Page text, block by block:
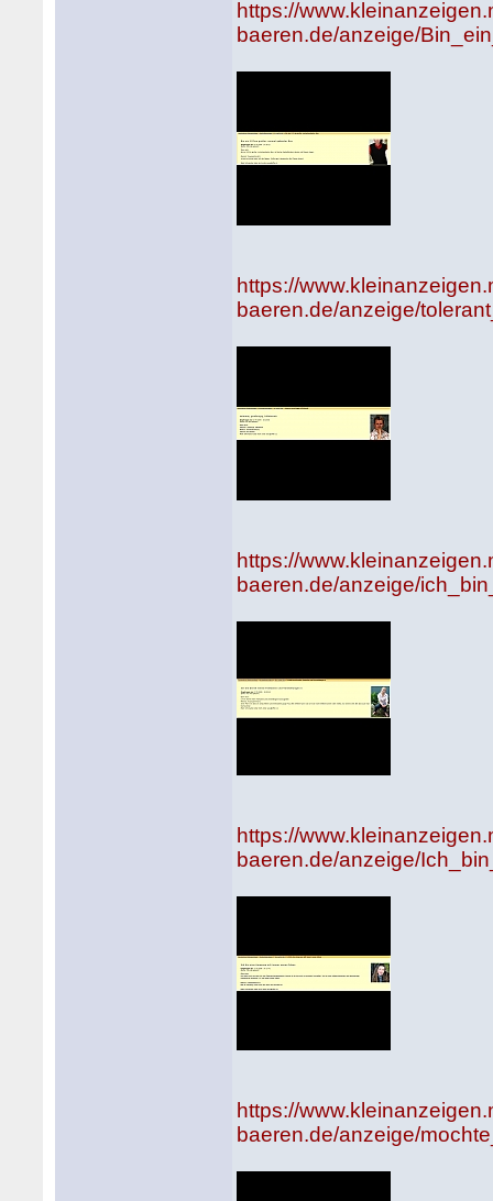
https://
baeren.de/anzeige/
https://
baeren.de/anzeige/
https://
baeren.de/anzeige/
https://
baeren.de/anzeige/
https://
baeren.de/anzeige/